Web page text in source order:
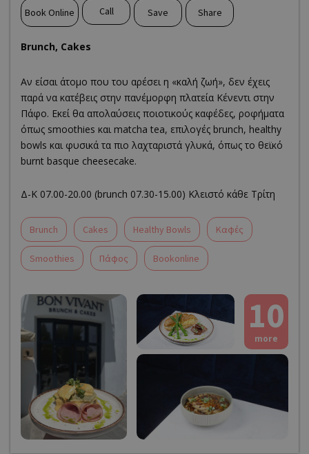
Book Online Call Save Share
Brunch, Cakes
Αν είσαι άτομο που του αρέσει η «καλή ζωή», δεν έχεις
παρά να κατέβεις στην πανέμορφη πλατεία Κένεντι στην
Πάφο. Εκεί θα απολαύσεις ποιοτικούς καφέδες, ροφήματα
όπως smoothies και matcha tea, επιλογές brunch, healthy
bowls και φυσικά τα πιο λαχταριστά γλυκά, όπως το θεϊκό
burnt basque cheesecake.
Δ-Κ 07.00-20.00 (brunch 07.30-15.00) Κλειστό κάθε Τρίτη
Brunch Cakes Healthy Bowls Καφές
Smoothies Πάφος Bookonline
10
more